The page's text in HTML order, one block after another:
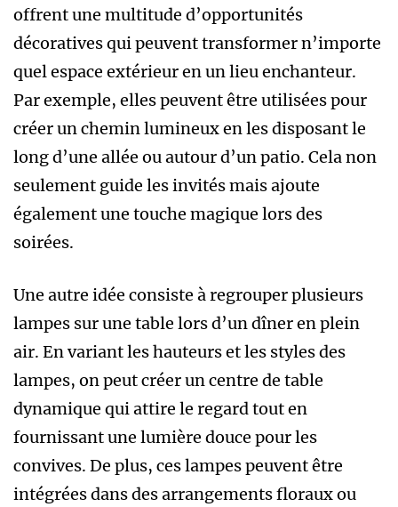
offrent une multitude d’opportunités
décoratives qui peuvent transformer n’importe
quel espace extérieur en un lieu enchanteur.
Par exemple, elles peuvent être utilisées pour
créer un chemin lumineux en les disposant le
long d’une allée ou autour d’un patio. Cela non
seulement guide les invités mais ajoute
également une touche magique lors des
soirées.
Une autre idée consiste à regrouper plusieurs
lampes sur une table lors d’un dîner en plein
air. En variant les hauteurs et les styles des
lampes, on peut créer un centre de table
dynamique qui attire le regard tout en
fournissant une lumière douce pour les
convives. De plus, ces lampes peuvent être
intégrées dans des arrangements floraux ou